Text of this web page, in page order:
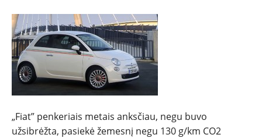
NAUJIENOS
TESTAI
NAUJI
„Fiat” penkeriais metais anksčiau, negu buvo
užsibrėžta, pasiekė žemesnį negu 130 g/km CO2